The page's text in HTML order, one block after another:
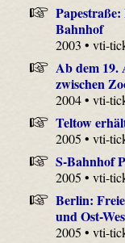
Bahnhof
2003 • vti-
Ab dem 19.
zwischen
2004 • vti-
Teltow
2005 • vti-
S-Bahnhof
2005 • vti-
Berlin:
und Ost-
2005 • vti-